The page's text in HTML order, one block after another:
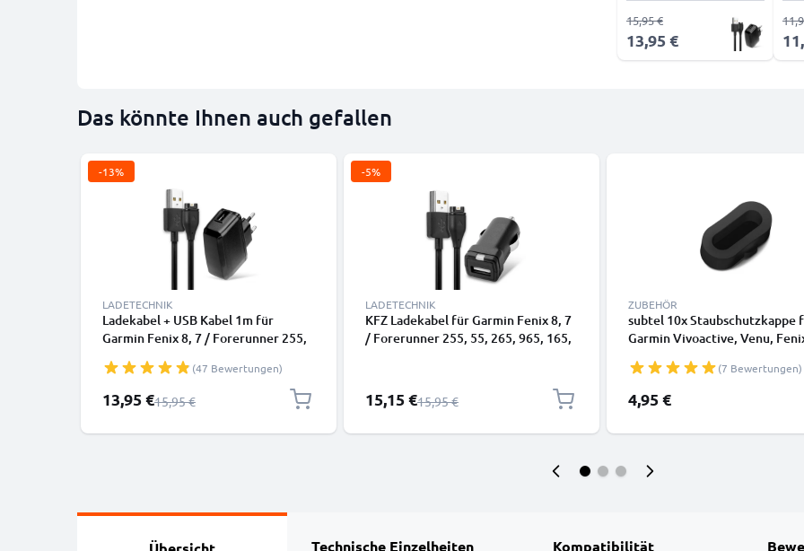
13,95 €
15,95 €
Das könnte Ihnen auch gefallen
-13%
LADETECHNIK
Ladekabel + USB Kabel 1m für
Garmin Fenix 8, 7 / Forerunner 255,
/ Venu 3, 3S, 2 / Enduro 3
Smartwatch Ersatz Ladegerät 1A -
Fitness Tracker Armband Auflader
(47 Bewertungen)
Sonderpreis
13,95 €Regulärer Preis
15,95 €
-5%
LADETECHNIK
KFZ Ladekabel für Garmin Fenix 8, 7
/ Forerunner 255, 55, 265, 965, 165,
Ladegerät
Sonderpreis
15,15 €Regulärer Preis
15,95 €
ZUBEHÖR
subtel 10x Staubschutzkappe
Garmin Vivoactive, Venu,
Anschluss Abdeckung -
Staubschutz Stöpsel -
Staubschutzabdeckung Anti
(7 Bewertungen)
4,95 €
Technische Einzelheiten Kompatibilität